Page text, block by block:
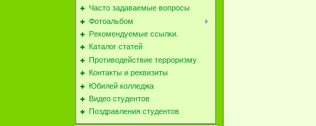
Часто задаваемые вопросы
Фотоальбом
Рекомендуемые ссылки.
Каталог статей
Противодействие терроризму
Контакты и реквизиты
Юбилей колледжа
Видео студентов
Поздравления студентов